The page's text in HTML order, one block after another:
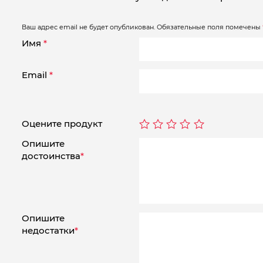
Ваш адрес email не будет опубликован. Обязательные поля помечены
Имя *
Email *
Оцените продукт
Опишите
достоинства*
Опишите
недостатки*